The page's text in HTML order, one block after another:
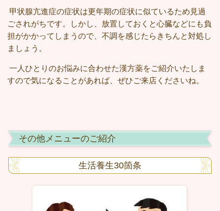
甲状腺亢進症の症状は更年期の症状に似ているため見過
ごされがちです。しかし、放置しておくと心臓などにも負
担がかかってしまうので、不調を感じたらきちんと対処し
ましょう。
一人ひとりのお悩みに合わせた漢方薬をご紹介いたしま
すので気になることがあれば、ぜひご来店くださいね。
その他メニューのご紹介
生活養生30箇条